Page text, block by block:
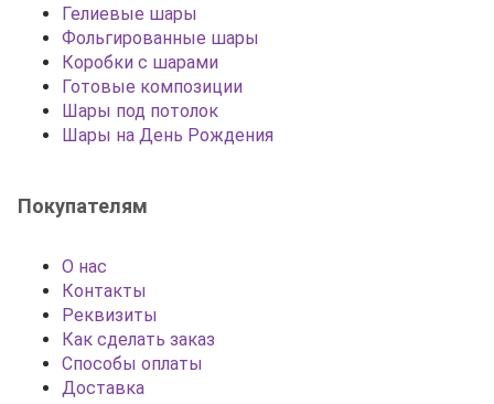
Гелиевые шары
Фольгированные шары
Коробки с шарами
Готовые композиции
Шары под потолок
Шары на День Рождения
Покупателям
О нас
Контакты
Реквизиты
Как сделать заказ
Способы оплаты
Доставка